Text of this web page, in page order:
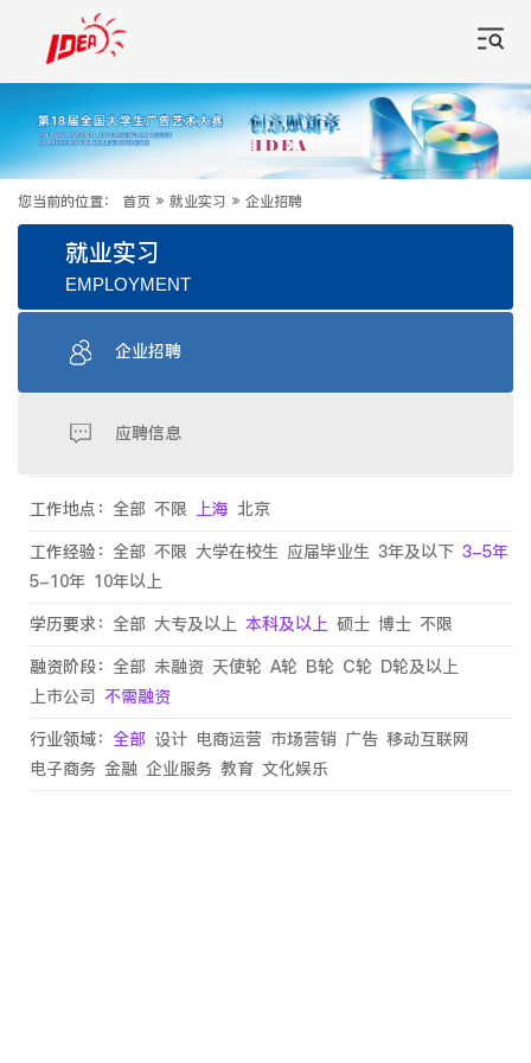
您当前的位置： 首页 » 就业实习 » 企业招聘
就业实习
EMPLOYMENT
企业招聘
应聘信息
工作地点： 全部 不限 上海 北京
工作经验： 全部 不限 大学在校生 应届毕业生 3年及以下 3-5年
5-10年 10年以上
学历要求： 全部 大专及以上 本科及以上 硕士 博士 不限
融资阶段： 全部 未融资 天使轮 A轮 B轮 C轮 D轮及以上
上市公司 不需融资
行业领域： 全部 设计 电商运营 市场营销 广告 移动互联网
电子商务 金融 企业服务 教育 文化娱乐